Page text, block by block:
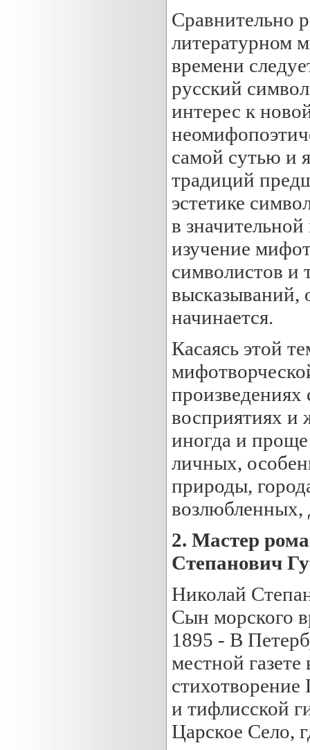
Сравнительно
литературном
времени
русский
интерес к
самой сутью и
традиций
эстетике
в
изучение
символистов и
высказываний,
начинается.
Касаясь этой
восприятиях и
иногда и
личных,
природы,
возлюбленных,
2. Мастер
Степанович
Николай
Сын морского
1895 - В
местной
стихотворение
и тифлисской
Царское Село,